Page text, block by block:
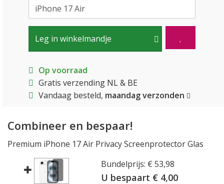
Leg in winkelmandje
Op voorraad
Gratis verzending NL & BE
Vandaag besteld, maandag verzonden
Combineer en bespaar!
Premium iPhone 17 Air Privacy Screenprotector Glas
Bundelprijs: € 53,98
U bespaart € 4,00